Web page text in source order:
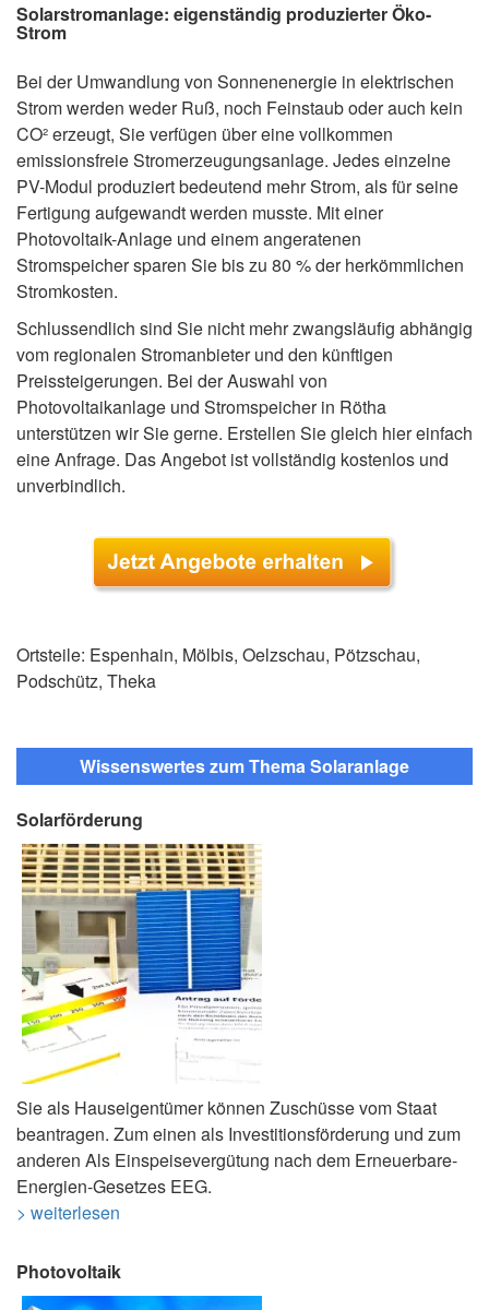
Solarstromanlage: eigenständig produzierter Öko-
Strom
Bei der Umwandlung von Sonnenenergie in elektrischen
Strom werden weder Ruß, noch Feinstaub oder auch kein
CO² erzeugt, Sie verfügen über eine vollkommen
emissionsfreie Stromerzeugungsanlage. Jedes einzelne
PV-Modul produziert bedeutend mehr Strom, als für seine
Fertigung aufgewandt werden musste. Mit einer
Photovoltaik-Anlage und einem angeratenen
Stromspeicher sparen Sie bis zu 80 % der herkömmlichen
Stromkosten.
Schlussendlich sind Sie nicht mehr zwangsläufig abhängig
vom regionalen Stromanbieter und den künftigen
Preissteigerungen. Bei der Auswahl von
Photovoltaikanlage und Stromspeicher in Rötha
unterstützen wir Sie gerne. Erstellen Sie gleich hier einfach
eine Anfrage. Das Angebot ist vollständig kostenlos und
unverbindlich.
Ortsteile: Espenhain, Mölbis, Oelzschau, Pötzschau,
Podschütz, Theka
Wissenswertes zum Thema Solaranlage
Solarförderung
Sie als Hauseigentümer können Zuschüsse vom Staat
beantragen. Zum einen als Investitionsförderung und zum
anderen Als Einspeisevergütung nach dem Erneuerbare-
Energien-Gesetzes EEG.
> weiterlesen
Photovoltaik